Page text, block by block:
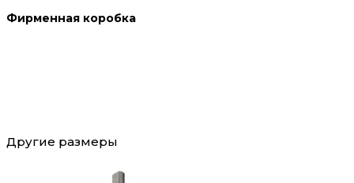
Фирменная коробка
Другие размеры